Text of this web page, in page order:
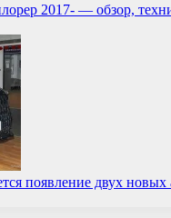
2017- — обзор,
появление двух